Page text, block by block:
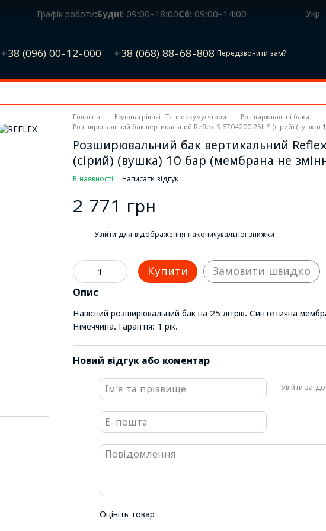
Графік роботи:Будні: 09:00–18:00Сб: 09:00–14:00 Укр
+38 (096) 00-12-000 +38 (068) 88-68-808 Передзвонити вам?
Головна Водонагрівачі. Теплоакумулятори
Розширювальні баки
Розширювальний бак вертикальний Reflex S 8704200 25L S (сірий) (вушка)
Розширювальний бак вертикальний
(сірий) (вушка) 10 бар (мембрана не
В наявності Написати відгук
2 771 грн
Увійти для відображення накопичувальної знижки
Купити Замовити швидко
Опис
Навісний розширювальний бак на 25 літрів. Синтетична
Німеччина. Гарантія: 1 рік.
Новий відгук або коментар
Увійти за
Оцініть товар